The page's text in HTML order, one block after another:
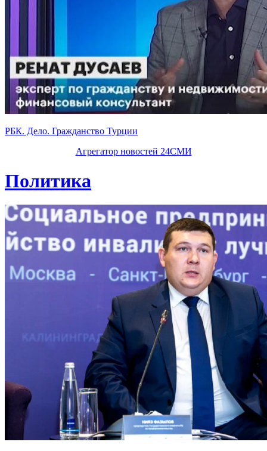
РБК. Дело. Гражданство Турции
Агрегатор новостей 24СМИ
Политика